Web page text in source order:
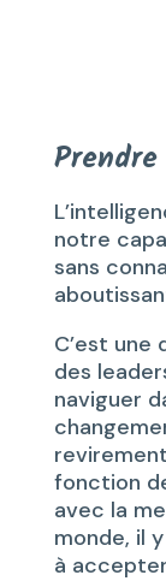
notre
sans
C’est
des
naviguer
fonction
avec la
monde, il
à